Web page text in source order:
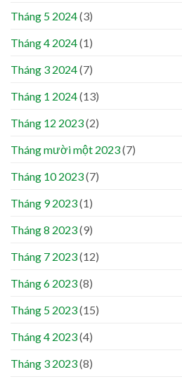
Tháng 5 2024(3)
Tháng 4 2024(1)
Tháng 3 2024(7)
Tháng 1 2024(13)
Tháng 12 2023(2)
Tháng mười một 2023(7)
Tháng 10 2023(7)
Tháng 9 2023(1)
Tháng 8 2023(9)
Tháng 7 2023(12)
Tháng 6 2023(8)
Tháng 5 2023(15)
Tháng 4 2023(4)
Tháng 3 2023(8)